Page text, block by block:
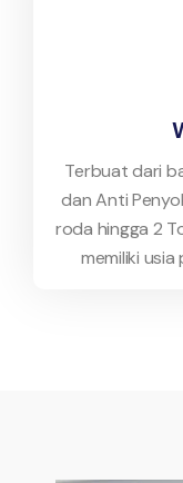
Terbuat dari
dan Anti
roda hingga 2
memiliki